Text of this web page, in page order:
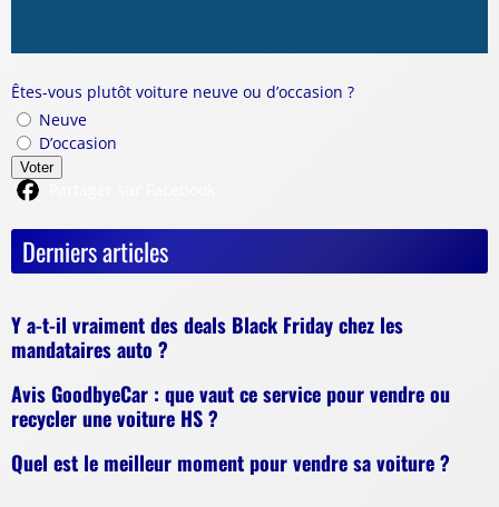
Êtes-vous plutôt voiture neuve ou d’occasion ?
Neuve
D’occasion
Voter
Derniers articles
Y a-t-il vraiment des deals Black Friday chez les
mandataires auto ?
Avis GoodbyeCar : que vaut ce service pour vendre ou
recycler une voiture HS ?
Quel est le meilleur moment pour vendre sa voiture ?